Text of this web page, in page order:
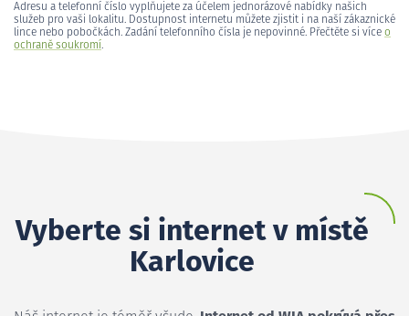
Adresu a telefonní číslo vyplňujete za účelem jednorázové nabídky našich
služeb pro vaši lokalitu. Dostupnost internetu můžete zjistit i na naší zákaznické
lince nebo pobočkách. Zadání telefonního čísla je nepovinné. Přečtěte si více o
ochraně soukromí.
Vyberte si internet v místě
Karlovice